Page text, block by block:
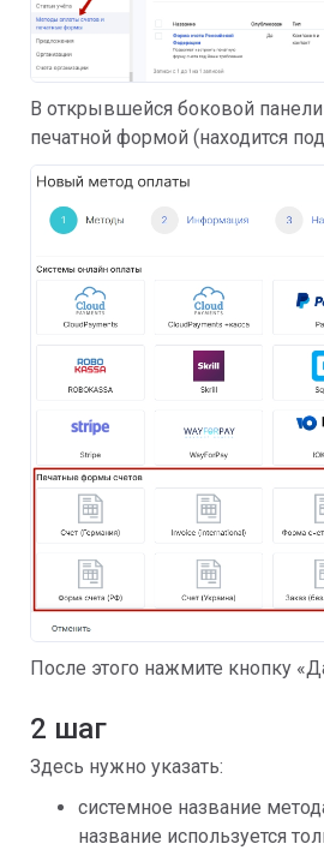
В открывшейся боковой
печатной формой (находится
После этого нажмите кнопку
2 шаг
Здесь нужно указать:
системное название
название используется